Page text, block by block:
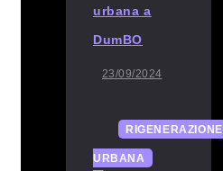
urbana a
DumBO
23/09/2024
RIGENERAZIONE
URBANA